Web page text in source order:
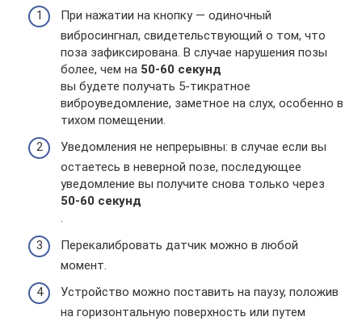
При нажатии на кнопку — одиночный
вибросингнал, свидетельствующий о том, что
поза зафиксирована. В случае нарушения позы
более, чем на 50-60 секунд
вы будете получать 5-тикратное
виброуведомление, заметное на слух, особенно в
тихом помещении.
Уведомления не непрерывны: в случае если вы
остаетесь в неверной позе, последующее
уведомление вы получите снова только через
50-60 секунд
.
Перекалибровать датчик можно в любой
момент.
Устройство можно поставить на паузу, положив
на горизонтальную поверхность или путем